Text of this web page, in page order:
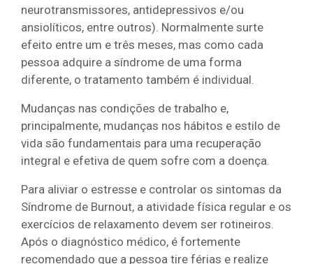
neurotransmissores, antidepressivos e/ou
ansiolíticos, entre outros). Normalmente surte
efeito entre um e três meses, mas como cada
pessoa adquire a síndrome de uma forma
diferente, o tratamento também é individual.
Mudanças nas condições de trabalho e,
principalmente, mudanças nos hábitos e estilo de
vida são fundamentais para uma recuperação
integral e efetiva de quem sofre com a doença.
Para aliviar o estresse e controlar os sintomas da
Síndrome de Burnout, a atividade física regular e os
exercícios de relaxamento devem ser rotineiros.
Após o diagnóstico médico, é fortemente
recomendado que a pessoa tire férias e realize